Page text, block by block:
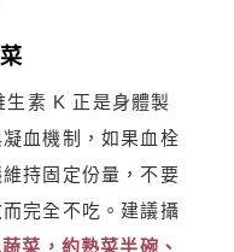
生素 K 正是身體製
血機制，如果血栓
持固定份量，不要
完全不吃。建議攝
菜，約熟菜半碗、